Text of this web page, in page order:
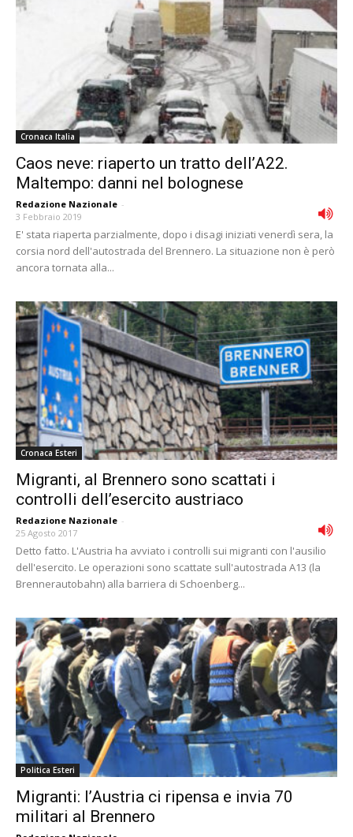
Cronaca Italia
Caos neve: riaperto un tratto dellʼA22.
Maltempo: danni nel bolognese
Redazione Nazionale -
3 Febbraio 2019
E' stata riaperta parzialmente, dopo i disagi iniziati venerdì sera, la
corsia nord dell'autostrada del Brennero. La situazione non è però
ancora tornata alla...
Cronaca Esteri
Migranti, al Brennero sono scattati i
controlli dell’esercito austriaco
Redazione Nazionale -
25 Agosto 2017
Detto fatto. L'Austria ha avviato i controlli sui migranti con l'ausilio
dell'esercito. Le operazioni sono scattate sull'autostrada A13 (la
Brennerautobahn) alla barriera di Schoenberg...
Politica Esteri
Migranti: l’Austria ci ripensa e invia 70
militari al Brennero